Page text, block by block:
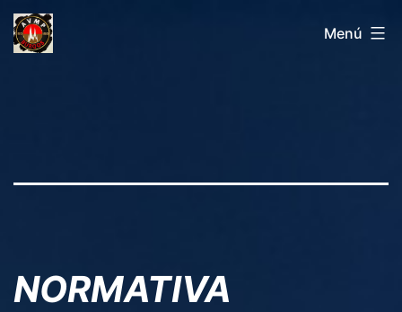
Saltar
AVMPBURGOS Menú
NORMATIVA